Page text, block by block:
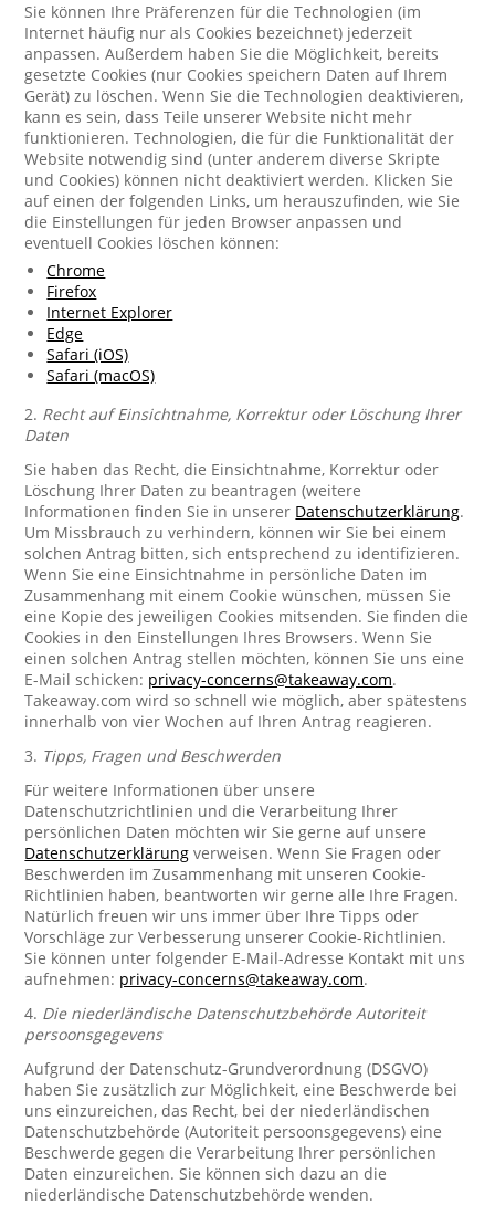
Sie können Ihre Präferenzen für die Technologien (im
Internet häufig nur als Cookies bezeichnet) jederzeit
anpassen. Außerdem haben Sie die Möglichkeit, bereits
gesetzte Cookies (nur Cookies speichern Daten auf Ihrem
Gerät) zu löschen. Wenn Sie die Technologien deaktivieren,
kann es sein, dass Teile unserer Website nicht mehr
funktionieren. Technologien, die für die Funktionalität der
Website notwendig sind (unter anderem diverse Skripte
und Cookies) können nicht deaktiviert werden. Klicken Sie
auf einen der folgenden Links, um herauszufinden, wie Sie
die Einstellungen für jeden Browser anpassen und
eventuell Cookies löschen können:
Chrome
Firefox
Internet Explorer
Edge
Safari (iOS)
Safari (macOS)
2. Recht auf Einsichtnahme, Korrektur oder Löschung Ihrer
Daten
Sie haben das Recht, die Einsichtnahme, Korrektur oder
Löschung Ihrer Daten zu beantragen (weitere
Informationen finden Sie in unserer Datenschutzerklärung.
Um Missbrauch zu verhindern, können wir Sie bei einem
solchen Antrag bitten, sich entsprechend zu identifizieren.
Wenn Sie eine Einsichtnahme in persönliche Daten im
Zusammenhang mit einem Cookie wünschen, müssen Sie
eine Kopie des jeweiligen Cookies mitsenden. Sie finden die
Cookies in den Einstellungen Ihres Browsers. Wenn Sie
einen solchen Antrag stellen möchten, können Sie uns eine
E-Mail schicken: privacy-concerns@takeaway.com.
Takeaway.com wird so schnell wie möglich, aber spätestens
innerhalb von vier Wochen auf Ihren Antrag reagieren.
3. Tipps, Fragen und Beschwerden
Für weitere Informationen über unsere
Datenschutzrichtlinien und die Verarbeitung Ihrer
persönlichen Daten möchten wir Sie gerne auf unsere
Datenschutzerklärung verweisen. Wenn Sie Fragen oder
Beschwerden im Zusammenhang mit unseren Cookie-
Richtlinien haben, beantworten wir gerne alle Ihre Fragen.
Natürlich freuen wir uns immer über Ihre Tipps oder
Vorschläge zur Verbesserung unserer Cookie-Richtlinien.
Sie können unter folgender E-Mail-Adresse Kontakt mit uns
aufnehmen: privacy-concerns@takeaway.com.
4. Die niederländische Datenschutzbehörde Autoriteit
persoonsgegevens
Aufgrund der Datenschutz-Grundverordnung (DSGVO)
haben Sie zusätzlich zur Möglichkeit, eine Beschwerde bei
uns einzureichen, das Recht, bei der niederländischen
Datenschutzbehörde (Autoriteit persoonsgegevens) eine
Beschwerde gegen die Verarbeitung Ihrer persönlichen
Daten einzureichen. Sie können sich dazu an die
niederländische Datenschutzbehörde wenden.